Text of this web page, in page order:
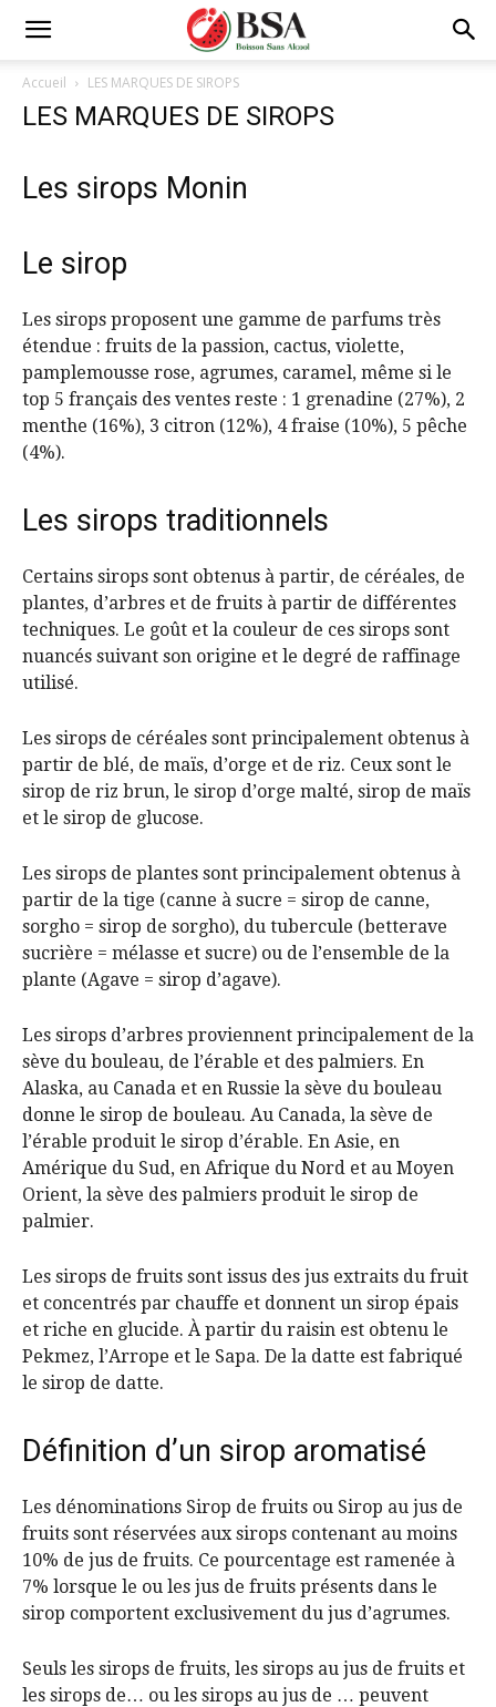
Accueil LES MARQUES DE SIROPS
LES MARQUES DE SIROPS
Les sirops Monin
Le sirop
Les sirops proposent une gamme de parfums très
étendue : fruits de la passion, cactus, violette,
pamplemousse rose, agrumes, caramel, même si le
top 5 français des ventes reste : 1 grenadine (27%), 2
menthe (16%), 3 citron (12%), 4 fraise (10%), 5 pêche
(4%).
Les sirops traditionnels
Certains sirops sont obtenus à partir, de céréales, de
plantes, d’arbres et de fruits à partir de différentes
techniques. Le goût et la couleur de ces sirops sont
nuancés suivant son origine et le degré de raffinage
utilisé.
Les sirops de céréales sont principalement obtenus à
partir de blé, de maïs, d’orge et de riz. Ceux sont le
sirop de riz brun, le sirop d’orge malté, sirop de maïs
et le sirop de glucose.
Les sirops de plantes sont principalement obtenus à
partir de la tige (canne à sucre = sirop de canne,
sorgho = sirop de sorgho), du tubercule (betterave
sucrière = mélasse et sucre) ou de l’ensemble de la
plante (Agave = sirop d’agave).
Les sirops d’arbres proviennent principalement de la
sève du bouleau, de l’érable et des palmiers. En
Alaska, au Canada et en Russie la sève du bouleau
donne le sirop de bouleau. Au Canada, la sève de
l’érable produit le sirop d’érable. En Asie, en
Amérique du Sud, en Afrique du Nord et au Moyen
Orient, la sève des palmiers produit le sirop de
palmier.
Les sirops de fruits sont issus des jus extraits du fruit
et concentrés par chauffe et donnent un sirop épais
et riche en glucide. À partir du raisin est obtenu le
Pekmez, l’Arrope et le Sapa. De la datte est fabriqué
le sirop de datte.
Définition d’un sirop aromatisé
Les dénominations Sirop de fruits ou Sirop au jus de
fruits sont réservées aux sirops contenant au moins
10% de jus de fruits. Ce pourcentage est ramenée à
7% lorsque le ou les jus de fruits présents dans le
sirop comportent exclusivement du jus d’agrumes.
Seuls les sirops de fruits, les sirops au jus de fruits et
les sirops de… ou les sirops au jus de … peuvent